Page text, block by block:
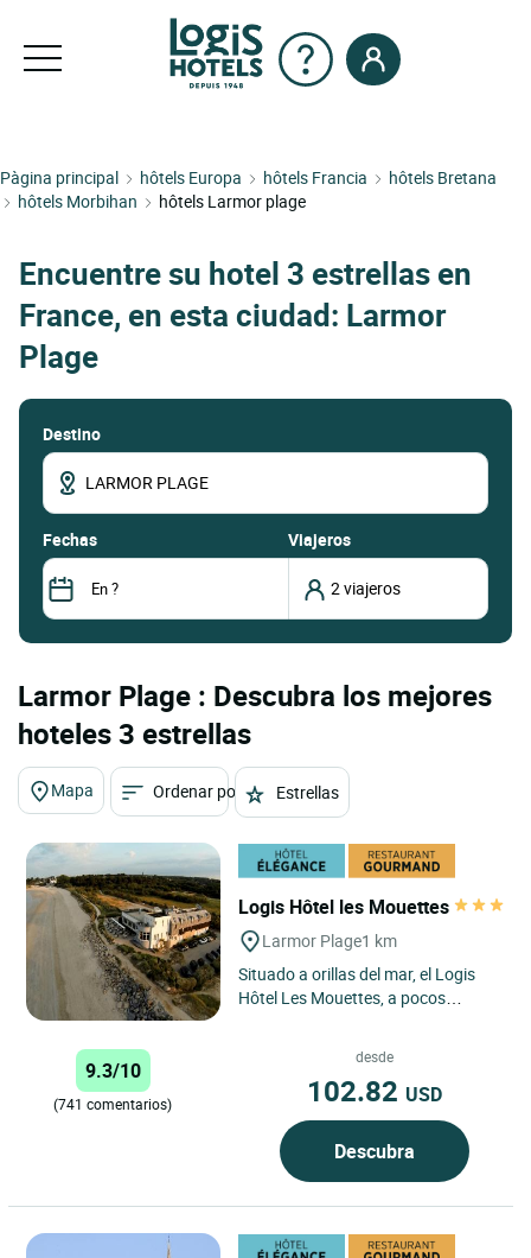
Pàgina principal hôtels Europa hôtels Francia
hôtels Bretana
hôtels Morbihan
hôtels Larmor plage
Encuentre su hotel 3 estrellas en
France, en esta ciudad: Larmor
Plage
Destino
fechas Viajeros
Larmor Plage : Descubra los mejores
hoteles 3 estrellas
Mapa Ordenar por Estrellas
Logis Hôtel les Mouettes
Larmor Plage1 km
Situado a orillas del mar, el Logis
Hôtel Les Mouettes, a pocos
9.3/10
(741 comentarios)
desde
102.82 USD
Descubra